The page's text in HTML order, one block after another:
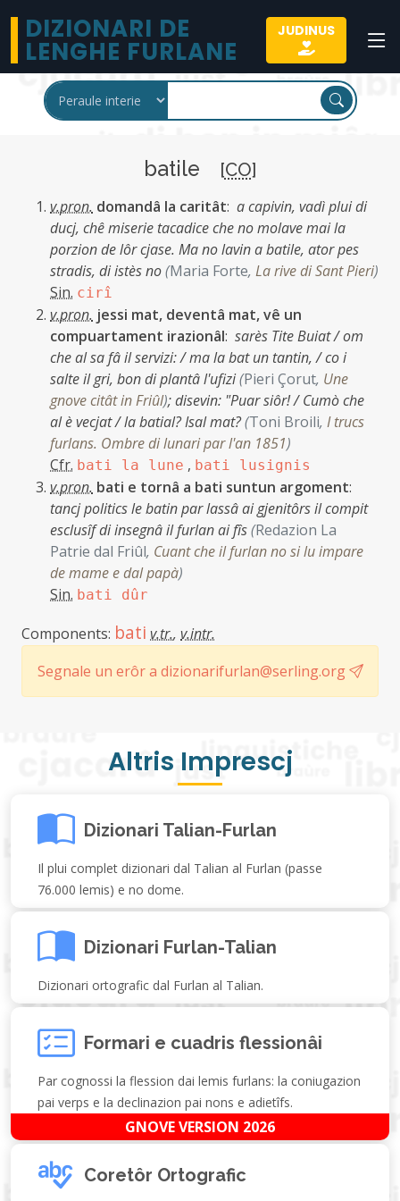
DIZIONARI DE
LENGHE FURLANE
JUDINUS
batile [CO]
v.pron. domandâ la caritât: a capivin, vadì plui di
ducj, chê miserie tacadice che no molave mai la
porzion de lôr cjase. Ma no lavin a batile, ator pes
stradis, di istès no(Maria Forte, La rive di Sant Pieri)
Sin. cirî
v.pron. jessi mat, deventâ mat, vê un
compuartament irazionâl: sarès Tite Buiat / om
che al sa fâ il servizi: / ma la bat un tantin, / co i
salte il gri, bon di plantâ l'ufizi(Pieri Çorut, Une
gnove citât in Friûl);disevin: "Puar siôr! / Cumò che
al è vecjat / la batial? Isal mat?(Toni Broili, I trucs
furlans. Ombre di lunari par l'an 1851)
Cfr. bati la lune , bati lusignis
v.pron. bati e tornâ a bati suntun argoment:
tancj politics le batin par lassâ ai gjenitôrs il compit
esclusîf di insegnâ il furlan ai fîs(Redazion La
Patrie dal Friûl, Cuant che il furlan no si lu impare
de mame e dal papà)
Sin. bati dûr
Components: bati v.tr., v.intr.
Segnale un erôr a dizionarifurlan@serling.org
Altris Imprescj
Dizionari Talian-Furlan
Il plui complet dizionari dal Talian al Furlan (passe
76.000 lemis) e no dome.
Dizionari Furlan-Talian
Dizionari ortografic dal Furlan al Talian.
Formari e cuadris flessionâi
Par cognossi la flession dai lemis furlans: la coniugazion
pai verps e la declinazion pai nons e adietîfs.
GNOVE VERSION 2026
Coretôr Ortografic